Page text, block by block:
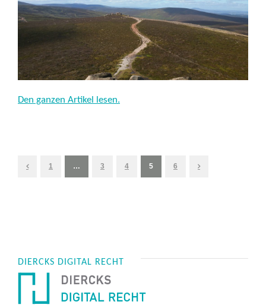
Den ganzen Artikel lesen.
1 … 3 4 5 6
DIERCKS DIGITAL RECHT